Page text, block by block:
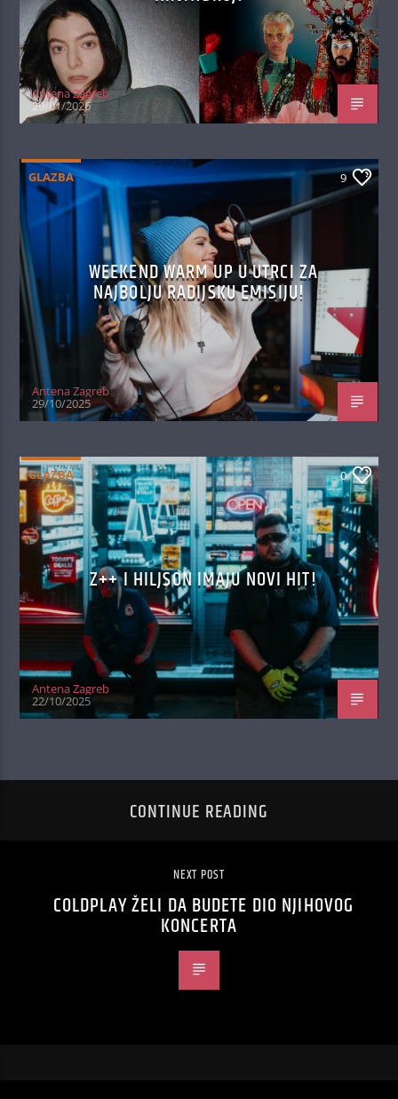
Antena Zagreb
29/01/2026
GLAZBA 9
WEEKEND WARM UP U UTRCI ZA
NAJBOLJU RADIJSKU EMISIJU!
Antena Zagreb
29/10/2025
GLAZBA 0
Z++ I HILJSON IMAJU NOVI HIT!
Antena Zagreb
22/10/2025
CONTINUE READING
NEXT POST
COLDPLAY ŽELI DA BUDETE DIO NJIHOVOG
KONCERTA